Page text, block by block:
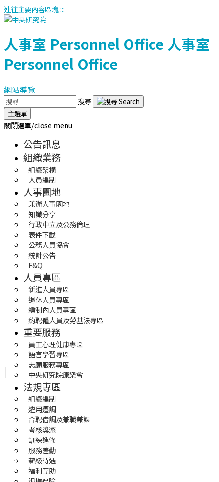
連往主要內容區塊:::
人事室 Personnel Office 人事室
Personnel Office
網站導覽
搜尋
主選單
關閉選單/close menu
公告訊息
組織業務
組織架構
人員編制
人事園地
兼辦人事園地
知識分享
行政中立及公務倫理
表件下載
公務人員協會
統計公告
F&Q
人員專區
新進人員專區
退休人員專區
編制內人員專區
約聘僱人員及勞基法專區
重要服務
員工心理健康專區
語言學習專區
志願服務專區
中央研究院康樂會
法規專區
組織編制
遴用遷調
合聘借調及兼職兼課
考核獎懲
訓練進修
服務差勤
薪級待遇
福利互助